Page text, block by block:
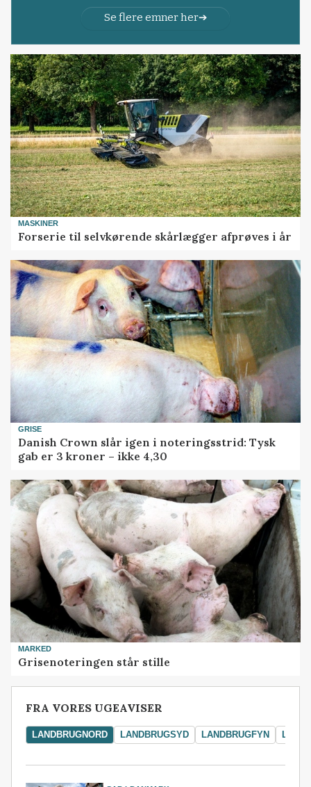
Se flere emner her
MASKINER
Forserie til selvkørende skårlægger afprøves i år
GRISE
Danish Crown slår igen i noteringsstrid: Tysk
gab er 3 kroner – ikke 4,30
MARKED
Grisenoteringen står stille
FRA VORES UGEAVISER
LANDBRUGNORD LANDBRUGSYD LANDBRUGFYN